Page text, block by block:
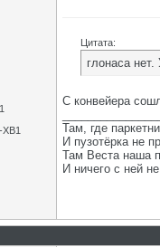
ХВ1
Цитата:
глонаса
С конвейера
Там, где
И пузотёрка не
Там Веста наша
И ничего с ней